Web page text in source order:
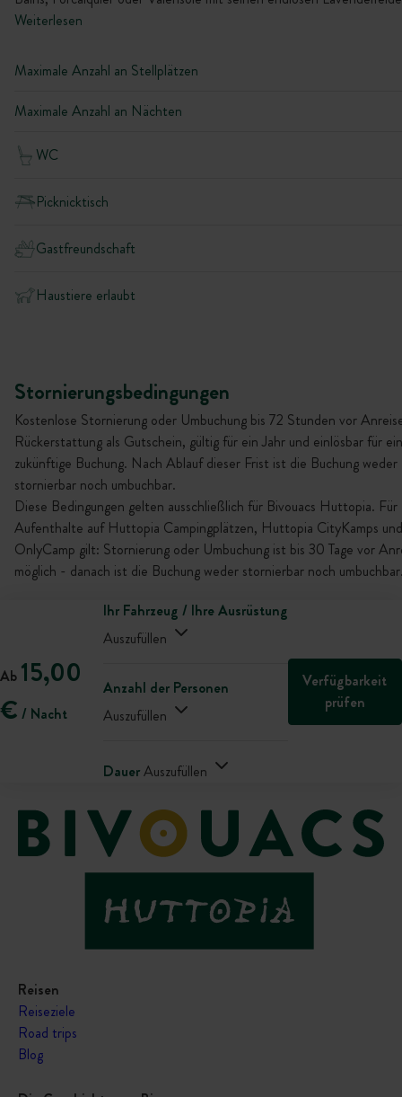
Weiterlesen
Maximale Anzahl an Stellplätzen
Maximale Anzahl an Nächten
WC
Picknicktisch
Gastfreundschaft
Haustiere erlaubt
Stornierungsbedingungen
Kostenlose Stornierung oder Umbuchung bis 72 Stunden vor
Rückerstattung als Gutschein, gültig für ein Jahr und einlösbar für
zukünftige Buchung. Nach Ablauf dieser Frist ist die Buchung weder
stornierbar noch umbuchbar.
Diese Bedingungen gelten ausschließlich für Bivouacs Huttopia. Für
Aufenthalte auf Huttopia Campingplätzen, Huttopia CityKamps und
OnlyCamp gilt: Stornierung oder Umbuchung ist bis 30 Tage vor
möglich - danach ist die Buchung weder stornierbar noch
Ab 15,00
€ / Nacht
Ihr Fahrzeug / Ihre Ausrüstung
Auszufüllen
Anzahl der Personen
Auszufüllen
DauerAuszufüllen
Verfügbarkeit
prüfen
Reisen
Reiseziele
Road trips
Blog